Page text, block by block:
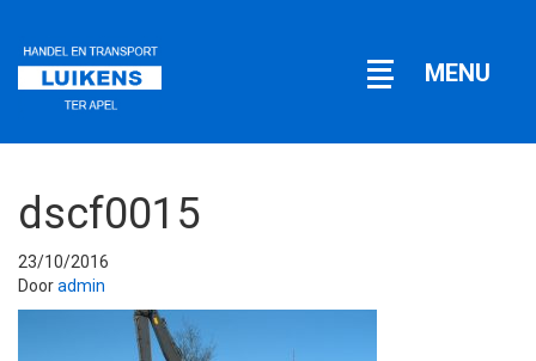
Open
MENU
dscf0015
23/10/2016
Dooradmin